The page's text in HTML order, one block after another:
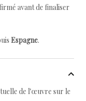
avant de finaliser
Espagne.
de l'œuvre sur le